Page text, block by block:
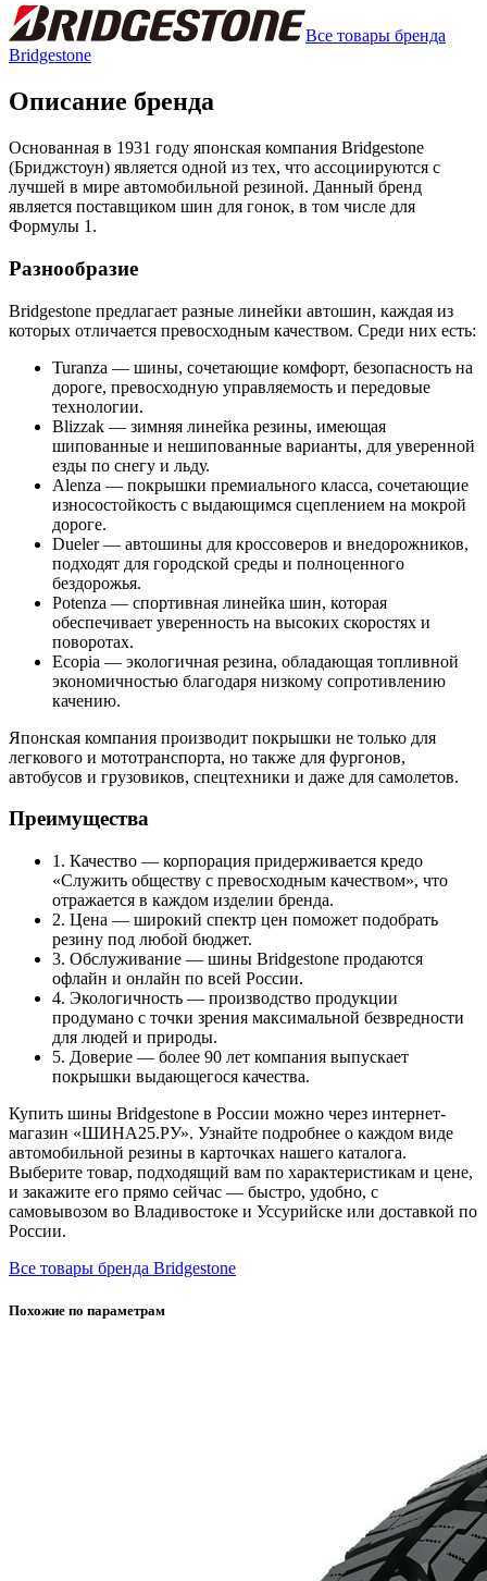
Все товары бренда
Bridgestone
Описание бренда
Основанная в 1931 году японская компания Bridgestone
(Бриджстоун) является одной из тех, что ассоциируются с
лучшей в мире автомобильной резиной. Данный бренд
является поставщиком шин для гонок, в том числе для
Формулы 1.
Разнообразие
Bridgestone предлагает разные линейки автошин, каждая из
которых отличается превосходным качеством. Среди них есть:
Turanza — шины, сочетающие комфорт, безопасность на
дороге, превосходную управляемость и передовые
технологии.
Blizzak — зимняя линейка резины, имеющая
шипованные и нешипованные варианты, для уверенной
езды по снегу и льду.
Alenza — покрышки премиального класса, сочетающие
износостойкость с выдающимся сцеплением на мокрой
дороге.
Dueler — автошины для кроссоверов и внедорожников,
подходят для городской среды и полноценного
бездорожья.
Potenza — спортивная линейка шин, которая
обеспечивает уверенность на высоких скоростях и
поворотах.
Ecopia — экологичная резина, обладающая топливной
экономичностью благодаря низкому сопротивлению
качению.
Японская компания производит покрышки не только для
легкового и мототранспорта, но также для фургонов,
автобусов и грузовиков, спецтехники и даже для самолетов.
Преимущества
1. Качество — корпорация придерживается кредо
«Служить обществу с превосходным качеством», что
отражается в каждом изделии бренда.
2. Цена — широкий спектр цен поможет подобрать
резину под любой бюджет.
3. Обслуживание — шины Bridgestone продаются
офлайн и онлайн по всей России.
4. Экологичность — производство продукции
продумано с точки зрения максимальной безвредности
для людей и природы.
5. Доверие — более 90 лет компания выпускает
покрышки выдающегося качества.
Купить шины Bridgestone в России можно через интернет-
магазин «ШИНА25.РУ». Узнайте подробнее о каждом виде
автомобильной резины в карточках нашего каталога.
Выберите товар, подходящий вам по характеристикам и цене,
и закажите его прямо сейчас — быстро, удобно, с
самовывозом во Владивостоке и Уссурийске или доставкой по
России.
Все товары бренда Bridgestone
Похожие по параметрам